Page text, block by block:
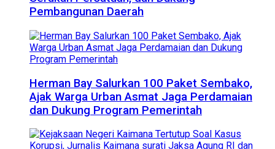
Pembangunan Daerah
Herman Bay Salurkan 100 Paket Sembako,
Ajak Warga Urban Asmat Jaga Perdamaian
dan Dukung Program Pemerintah